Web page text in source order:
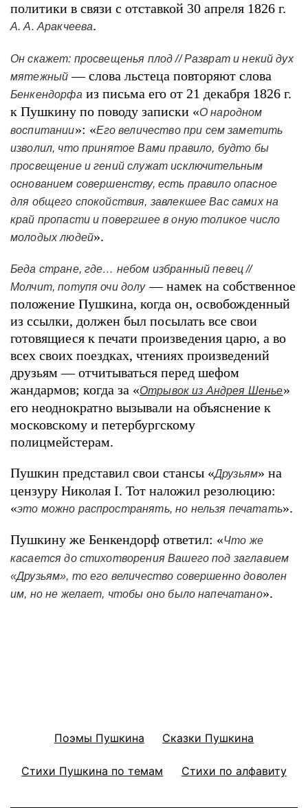
политики в связи с отставкой 30 апреля 1826 г.
А. А. Аракчеева.
Он скажет: просвещенья плод // Разврат и некий дух
мятежный — слова льстеца повторяют слова
Бенкендорфа из письма его от 21 декабря 1826 г.
к Пушкину по поводу записки «О народном
воспитании»: «Его величество при сем заметить
изволил, что принятое Вами правило, будто бы
просвещение и гений служат исключительным
основанием совершенству, есть правило опасное
для общего спокойствия, завлекшее Вас самих на
край пропасти и повергшее в оную толикое число
молодых людей».
Беда стране, где… небом избранный певец //
Молчит, потупя очи долу— намек на собственное
положение Пушкина, когда он, освобожденный
из ссылки, должен был посылать все свои
готовящиеся к печати произведения царю, а во
всех своих поездках, чтениях произведений
друзьям — отчитываться перед шефом
жандармов; когда за «Отрывок из Андрея Шенье»
его неоднократно вызывали на объяснение к
московскому и петербургскому
полицмейстерам.
Пушкин представил свои стансы «Друзьям» на
цензуру Николая I. Тот наложил резолюцию:
«это можно распространять, но нельзя печатать».
Пушкину же Бенкендорф ответил: «Что же
касается до стихотворения Вашего под заглавием
«Друзьям», то его величество совершенно доволен
им, но не желает, чтобы оно было напечатано».
Поэмы Пушкина Сказки Пушкина
Стихи Пушкина по темам Стихи по алфавиту